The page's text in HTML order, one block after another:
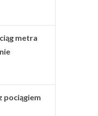
metra
pociągiem